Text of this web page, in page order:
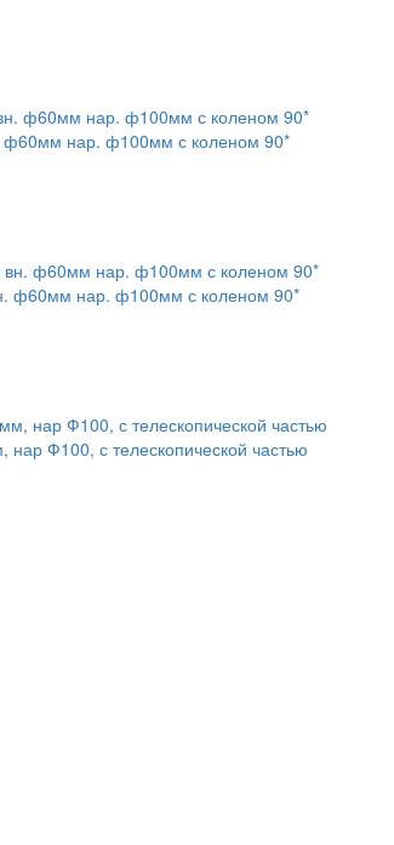
ф60мм нар. ф100мм с коленом 90*
ф60мм нар. ф100мм с коленом 90*
Ф100, с телескопической частью